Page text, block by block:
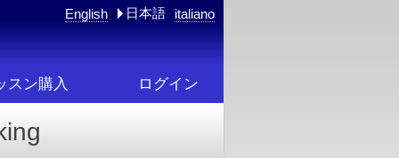
English 日本語 italiano
スン購入 ログイン